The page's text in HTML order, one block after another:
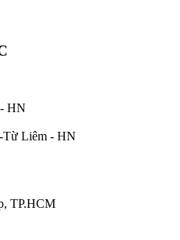
HN
Từ Liêm - HN
TP.HCM